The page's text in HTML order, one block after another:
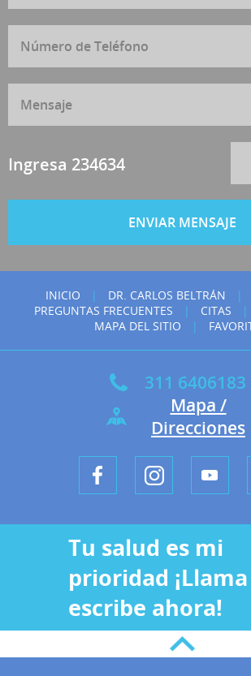
Ingresa 234634
INICIO | DR. CARLOS BELTRÁN |
PREGUNTAS FRECUENTES
| CITAS |
MAPA DEL SITIO
|
311 6406183
Mapa /
Direcciones
Tu salud es mi
prioridad
escribe ahora!